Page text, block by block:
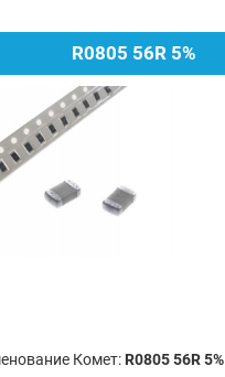
R0805 56R 5%
Комет: R0805 56R 5%